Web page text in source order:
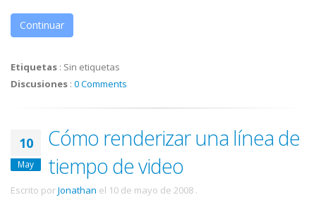
Continuar
Etiquetas : Sin etiquetas
Discusiones : 0 Comments
10
May
Cómo renderizar una línea de
tiempo de video
Escrito porJonathan el 10 de mayo de 2008 .